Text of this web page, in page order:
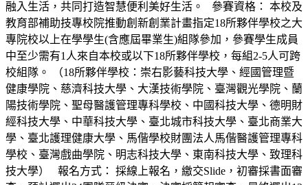
融入生活，共同打造智慧便利美好生活。 參賽資格： 本校及
教育部補助技專校院推動創新創業計畫指定18所夥伴學校之大
專院校以上在學學生(含應屆畢業生)組隊參加，參賽學生成員
中至少需有1人來自本校或以下18所夥伴學校，每組2-5人可跨
校組隊。 （18所夥伴學校：崇右影藝科技大學、經國管理暨
健康學院、慈濟科技大學、大漢技術學院、臺灣觀光學院、蘭
陽技術學院、聖母醫護管理專科學校、中國科技大學、德明財
經科技大學、中華科技大學、臺北城市科技大學、臺北商業大
學、臺北護理健康大學、馬偕學校財團法人馬偕醫護管理專科
學校、臺灣戲曲學院、明志科技大學、東南科技大學、致理科
技大學） 報名方式： 採線上報名，繳交Slide，初審採書面審